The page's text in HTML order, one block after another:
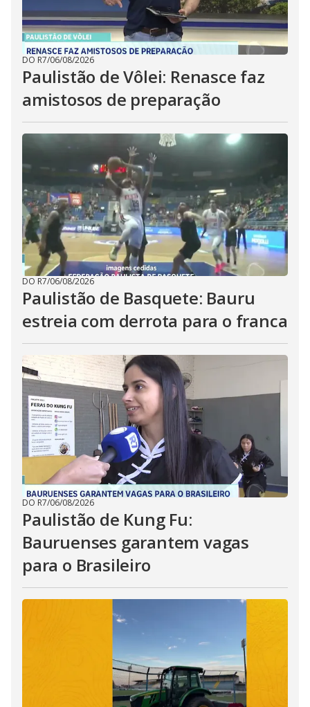
DO R7/06/08/2026
Paulistão de Vôlei: Renasce faz
amistosos de preparação
DO R7/06/08/2026
Paulistão de Basquete: Bauru
estreia com derrota para o franca
DO R7/06/08/2026
Paulistão de Kung Fu:
Bauruenses garantem vagas
para o Brasileiro